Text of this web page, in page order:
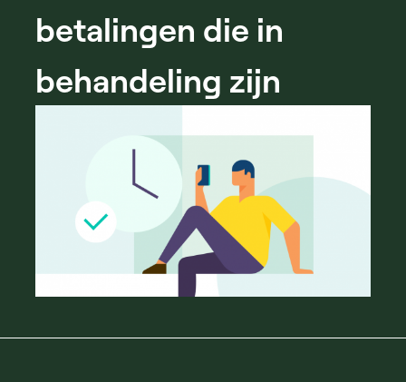
betalingen die in
behandeling zijn